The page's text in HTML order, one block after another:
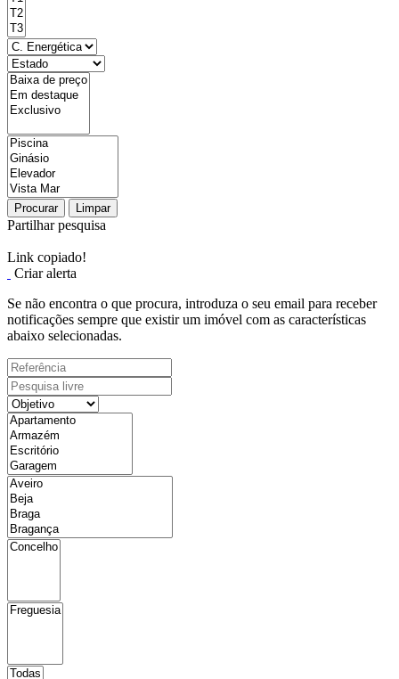
Procurar Limpar
Partilhar pesquisa
Link copiado!
Criar alerta
Se não encontra o que procura, introduza o seu email para receber
notificações sempre que existir um imóvel com as características
abaixo selecionadas.